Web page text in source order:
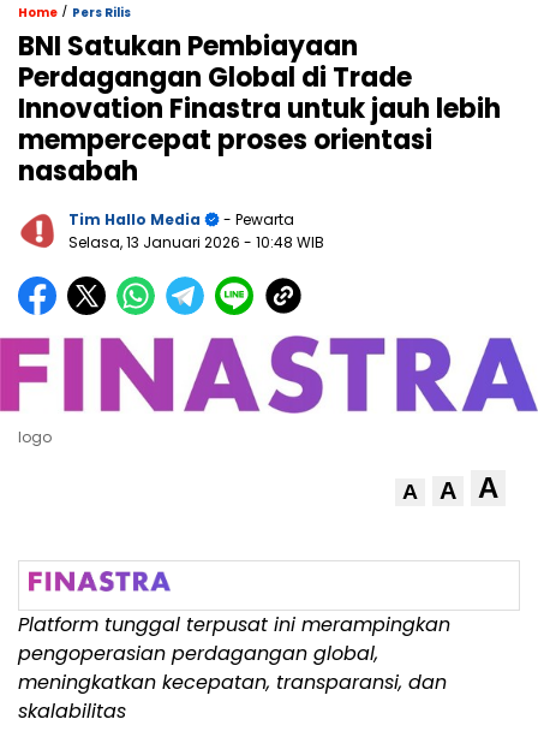
Home / Pers Rilis
BNI Satukan Pembiayaan
Perdagangan Global di Trade
Innovation Finastra untuk jauh lebih
mempercepat proses orientasi
nasabah
Tim Hallo Media
- Pewarta
Selasa, 13 Januari 2026 - 10:48 WIB
logo
A A A
Platform tunggal terpusat ini merampingkan
pengoperasian perdagangan global,
meningkatkan kecepatan, transparansi, dan
skalabilitas